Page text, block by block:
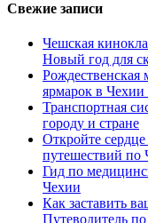
Свежие записи
Чешская
Новый год для
ярмарок в Чехии
Транспортная
городу и стране
Откройте
путешествий по
Гид по
Чехии
Как заставить
Путеводитель